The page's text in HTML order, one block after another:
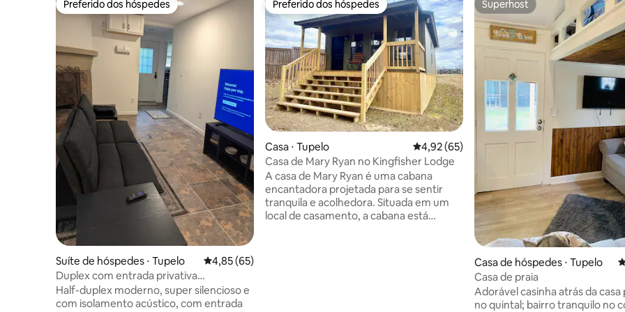
Preferido dos hóspedes
Preferido dos hóspedes
Suíte de hóspedes ⋅ Tupelo 4,85 de uma avaliação média de 5, 65 avaliações
4,85 (65)
Duplex com entrada privativa
independente
Half-duplex moderno, super silencioso e
com isolamento acústico, com entrada
Preferido dos hóspedes
Preferido dos hóspedes
Casa ⋅ Tupelo 4,92 de uma avaliação média de 5, 65
4,92 (65)
Casa de Mary Ryan no Kingfisher Lodge
A casa de Mary Ryan é uma cabana
encantadora projetada para se sentir
tranquila e acolhedora. Situada em um
local de casamento, a cabana está
Superhost
Superhost
Casa de hóspedes ⋅ Tupelo
Casa de praia
Adorável casinha atrás da casa
no quintal; bairro tranquilo no